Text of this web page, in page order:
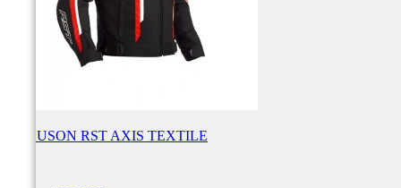
BLOUSON RST AXIS TEXTILE